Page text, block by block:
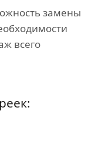
замены
всего